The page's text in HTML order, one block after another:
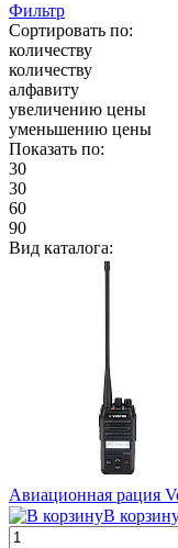
Фильтр
Сортировать по:
количеству
количеству
алфавиту
увеличению цены
уменьшению цены
Показать по:
30
30
60
90
Вид каталога:
Авиационная рация
В